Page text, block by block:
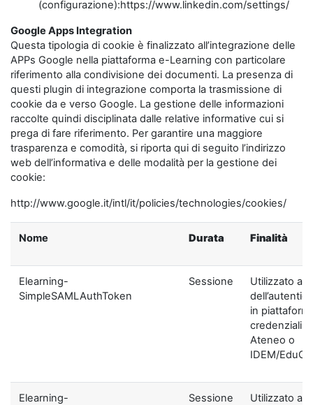
(configurazione):https://www.linkedin.com/settings/
Google Apps Integration
Questa tipologia di cookie è finalizzato all’integrazione delle
APPs Google nella piattaforma e-Learning con particolare
riferimento alla condivisione dei documenti. La presenza di
questi plugin di integrazione comporta la trasmissione di
cookie da e verso Google. La gestione delle informazioni
raccolte quindi disciplinata dalle relative informative cui si
prega di fare riferimento. Per garantire una maggiore
trasparenza e comodità, si riporta qui di seguito l’indirizzo
web dell’informativa e delle modalità per la gestione dei
cookie:
http://www.google.it/intl/it/policies/technologies/cookies/
Nome Durata Finalità
Elearning-
SimpleSAMLAuthToken
Sessione
Utilizzato ai
in
credenziali di
Ateneo o
IDEM/
Elearning-
Sessione
Utilizzato ai